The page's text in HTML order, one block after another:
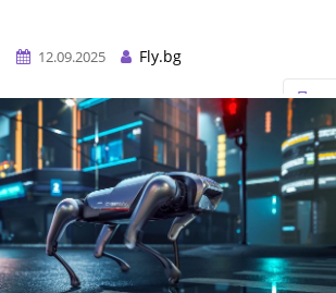
12.09.2025
Fly.bg